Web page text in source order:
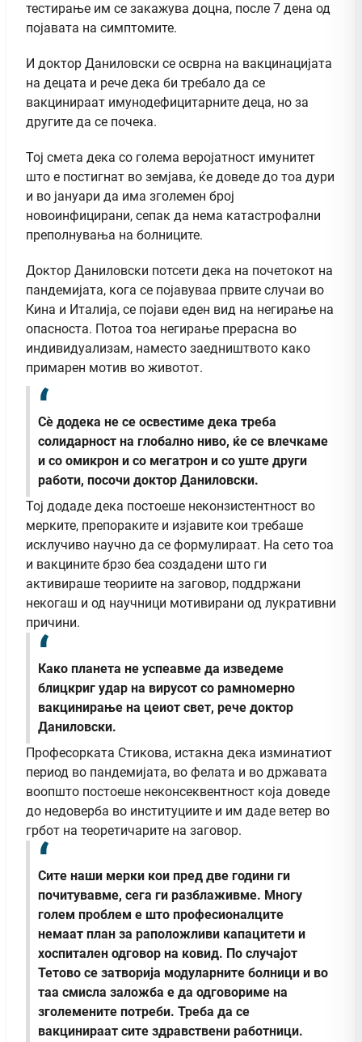
тестирање им се закажува доцна, после 7 дена од
појавата на симптомите.
И доктор Даниловски се осврна на вакцинацијата
на децата и рече дека би требало да се
вакцинираат имунодефицитарните деца, но за
другите да се почека.
Тој смета дека со голема веројатност имунитет
што е постигнат во земјава, ќе доведе до тоа дури
и во јануари да има зголемен број
новоинфицирани, сепак да нема катастрофални
преполнувања на болниците.
Доктор Даниловски потсети дека на почетокот на
пандемијата, кога се појавуваа првите случаи во
Кина и Италија, се појави еден вид на негирање на
опасноста. Потоа тоа негирање прерасна во
индивидуализам, наместо заедништвото како
примарен мотив во животот.
Сè додека не се освестиме дека треба
солидарност на глобално ниво, ќе се влечкаме
и со омикрон и со мегатрон и со уште други
работи, посочи доктор Даниловски.
Тој додаде дека постоеше неконзистентност во
мерките, препораките и изјавите кои требаше
исклучиво научно да се формулираат. На сето тоа
и вакцините брзо беа создадени што ги
активираше теориите на заговор, поддржани
некогаш и од научници мотивирани од лукративни
причини.
Како планета не успеавме да изведеме
блицкриг удар на вирусот со рамномерно
вакцинирање на цеиот свет, рече доктор
Даниловски.
Професорката Стикова, истакна дека изминатиот
период во пандемијата, во фелата и во државата
воопшто постоеше неконсеквентност која доведе
до недоверба во институциите и им даде ветер во
грбот на теоретичарите на заговор.
Сите наши мерки кои пред две години ги
почитувавме, сега ги разблаживме. Многу
голем проблем е што професионалците
немаат план за раположливи капацитети и
хоспитален одговор на ковид. По случајот
Тетово се затворија модуларните болници и во
таа смисла заложба е да одговориме на
зголемените потреби. Треба да се
вакцинираат сите здравствени работници.